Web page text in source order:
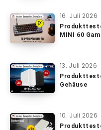
16. Juli 2026
MINI 60
13. Juli 2026
Gehäuse
10. Juli 2026